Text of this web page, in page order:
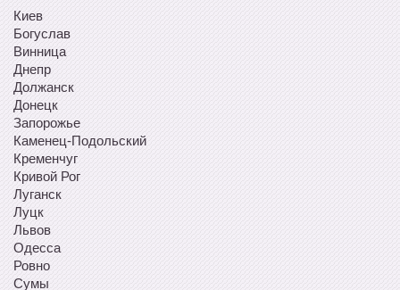
Киев
Богуслав
Винница
Днепр
Должанск
Донецк
Запорожье
Каменец-Подольский
Кременчуг
Кривой Рог
Луганск
Луцк
Львов
Одесса
Ровно
Сумы